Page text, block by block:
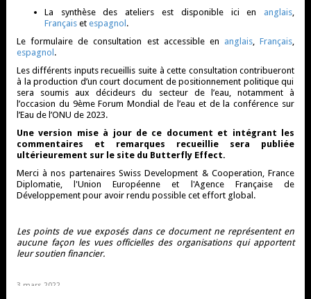
La synthèse des ateliers est disponible ici en anglais,
Français et espagnol .
Leformulaire de consultation estaccessible en anglais,Français,
espagnol .
Les différents inputs recueillis suite à cette consultationcontribueront
à la production d’un court document de positionnement politique qui
sera soumis aux décideurs du secteur de l’eau, notamment à
l’occasion du 9èmeForum Mondial de l’eau et de la conférence sur
l’Eau de l’ONU de 2023.
Une version mise à jour de ce document et intégrant les
commentaires et remarques recueillie sera publiée
ultérieurement sur le site du Butterfly Effect.
Merci à nos partenaires Swiss Development & Cooperation, France
Diplomatie, l'Union Européenne et l'Agence Française de
Développement pour avoir rendu possible cet effort global.
Les points de vue exposés dans ce document ne représentent en
aucune façon les vues officielles des organisations qui apportent
leur soutien financier.
3 mars 2022